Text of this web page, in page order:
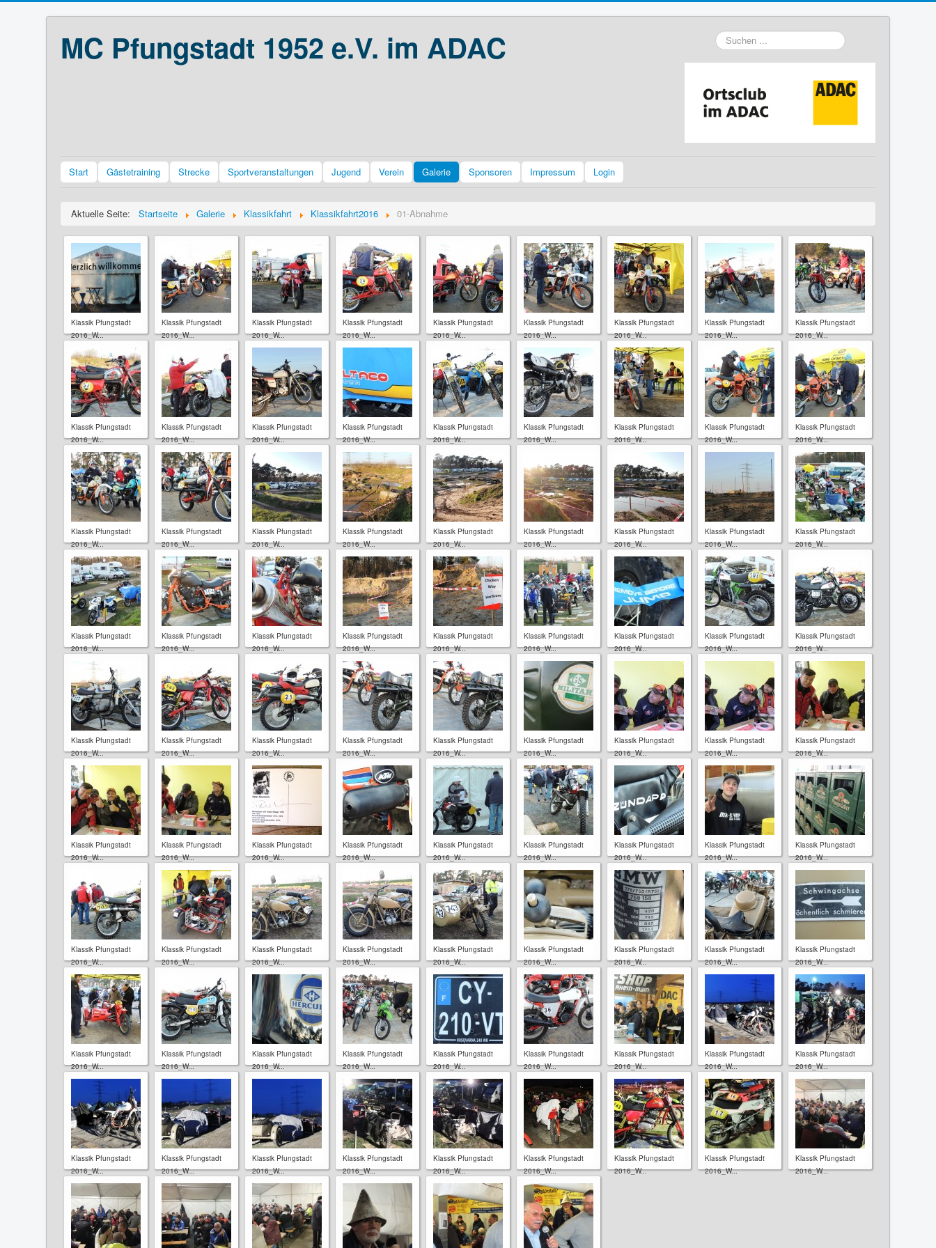
MC Pfungstadt 1952 e.V. im ADAC
Suchen
...
Start Gästetraining Strecke Sportveranstaltungen Jugend Verein Galerie Sponsoren Impressum Login
Aktuelle Seite: Startseite Galerie Klassikfahrt Klassikfahrt2016 01-Abnahme
Klassik Pfungstadt
2016_W...
Klassik Pfungstadt
2016_W...
Klassik Pfungstadt
2016_W...
Klassik Pfungstadt
2016_W...
Klassik Pfungstadt
2016_W...
Klassik Pfungstadt
2016_W...
Klassik Pfungstadt
2016_W...
Klassik Pfungstadt
2016_W...
Klassik Pfungstadt
2016_W...
Klassik Pfungstadt
2016_W...
Klassik Pfungstadt
2016_W...
Klassik Pfungstadt
2016_W...
Klassik Pfungstadt
2016_W...
Klassik Pfungstadt
2016_W...
Klassik Pfungstadt
2016_W...
Klassik Pfungstadt
2016_W...
Klassik Pfungstadt
2016_W...
Klassik Pfungstadt
2016_W...
Klassik Pfungstadt
2016_W...
Klassik Pfungstadt
2016_W...
Klassik Pfungstadt
2016_W...
Klassik Pfungstadt
2016_W...
Klassik Pfungstadt
2016_W...
Klassik Pfungstadt
2016_W...
Klassik Pfungstadt
2016_W...
Klassik Pfungstadt
2016_W...
Klassik Pfungstadt
2016_W...
Klassik Pfungstadt
2016_W...
Klassik Pfungstadt
2016_W...
Klassik Pfungstadt
2016_W...
Klassik Pfungstadt
2016_W...
Klassik Pfungstadt
2016_W...
Klassik Pfungstadt
2016_W...
Klassik Pfungstadt
2016_W...
Klassik Pfungstadt
2016_W...
Klassik Pfungstadt
2016_W...
Klassik Pfungstadt
2016_W...
Klassik Pfungstadt
2016_W...
Klassik Pfungstadt
2016_W...
Klassik Pfungstadt
2016_W...
Klassik Pfungstadt
2016_W...
Klassik Pfungstadt
2016_W...
Klassik Pfungstadt
2016_W...
Klassik Pfungstadt
2016_W...
Klassik Pfungstadt
2016_W...
Klassik Pfungstadt
2016_W...
Klassik Pfungstadt
2016_W...
Klassik Pfungstadt
2016_W...
Klassik Pfungstadt
2016_W...
Klassik Pfungstadt
2016_W...
Klassik Pfungstadt
2016_W...
Klassik Pfungstadt
2016_W...
Klassik Pfungstadt
2016_W...
Klassik Pfungstadt
2016_W...
Klassik Pfungstadt
2016_W...
Klassik Pfungstadt
2016_W...
Klassik Pfungstadt
2016_W...
Klassik Pfungstadt
2016_W...
Klassik Pfungstadt
2016_W...
Klassik Pfungstadt
2016_W...
Klassik Pfungstadt
2016_W...
Klassik Pfungstadt
2016_W...
Klassik Pfungstadt
2016_W...
Klassik Pfungstadt
2016_W...
Klassik Pfungstadt
2016_W...
Klassik Pfungstadt
2016_W...
Klassik Pfungstadt
2016_W...
Klassik Pfungstadt
2016_W...
Klassik Pfungstadt
2016_W...
Klassik Pfungstadt
2016_W...
Klassik Pfungstadt
2016_W...
Klassik Pfungstadt
2016_W...
Klassik Pfungstadt
2016_W...
Klassik Pfungstadt
2016_W...
Klassik Pfungstadt
2016_W...
Klassik Pfungstadt
2016_W...
Klassik Pfungstadt
2016_W...
Klassik Pfungstadt
2016_W...
Klassik Pfungstadt
2016_W...
Klassik Pfungstadt
2016_W...
Klassik Pfungstadt
2016_W...